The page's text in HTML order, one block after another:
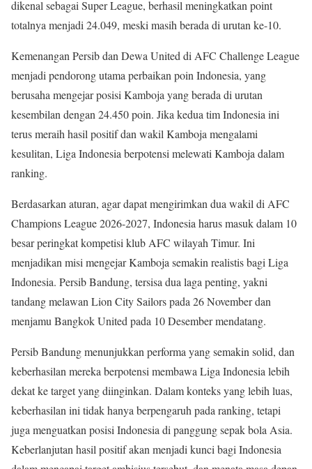
dikenal sebagai Super League, berhasil meningkatkan point
totalnya menjadi 24.049, meski masih berada di urutan ke-10.
Kemenangan Persib dan Dewa United di AFC Challenge League
menjadi pendorong utama perbaikan poin Indonesia, yang
berusaha mengejar posisi Kamboja yang berada di urutan
kesembilan dengan 24.450 poin. Jika kedua tim Indonesia ini
terus meraih hasil positif dan wakil Kamboja mengalami
kesulitan, Liga Indonesia berpotensi melewati Kamboja dalam
ranking.
Berdasarkan aturan, agar dapat mengirimkan dua wakil di AFC
Champions League 2026-2027, Indonesia harus masuk dalam 10
besar peringkat kompetisi klub AFC wilayah Timur. Ini
menjadikan misi mengejar Kamboja semakin realistis bagi Liga
Indonesia. Persib Bandung, tersisa dua laga penting, yakni
tandang melawan Lion City Sailors pada 26 November dan
menjamu Bangkok United pada 10 Desember mendatang.
Persib Bandung menunjukkan performa yang semakin solid, dan
keberhasilan mereka berpotensi membawa Liga Indonesia lebih
dekat ke target yang diinginkan. Dalam konteks yang lebih luas,
keberhasilan ini tidak hanya berpengaruh pada ranking, tetapi
juga menguatkan posisi Indonesia di panggung sepak bola Asia.
Keberlanjutan hasil positif akan menjadi kunci bagi Indonesia